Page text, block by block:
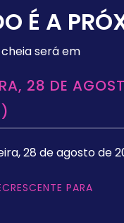
É A
será em
28 DE
28 de agosto de
PARA